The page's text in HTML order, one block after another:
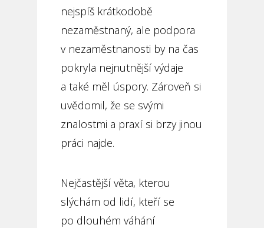
nejspíš krátkodobě
nezaměstnaný, ale podpora
v nezaměstnanosti by na čas
pokryla nejnutnější výdaje
a také měl úspory. Zároveň si
uvědomil, že se svými
znalostmi a praxí si brzy jinou
práci najde.
Nejčastější věta, kterou
slýchám od lidí, kteří se
po dlouhém váhání